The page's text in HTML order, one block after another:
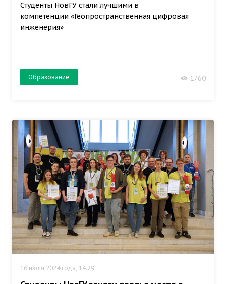
Студенты НовГУ стали лучшими в
компетенции «Геопространственная цифровая
инженерия»
Образование 1760
16 июля 2024 года, 14:29